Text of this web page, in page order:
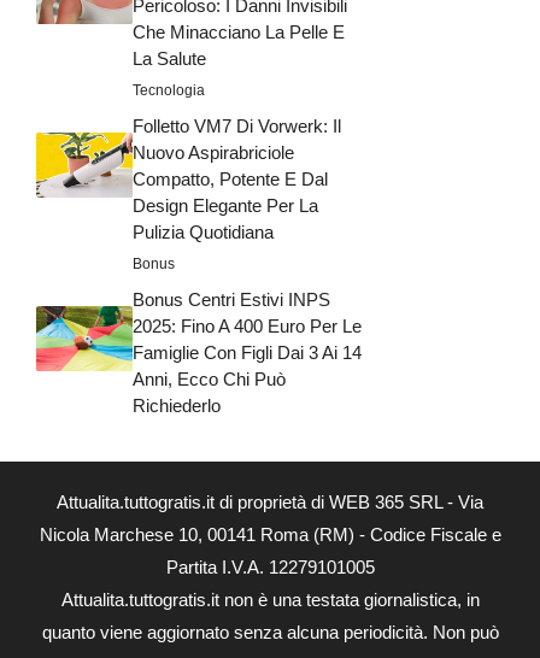
Pericoloso: I Danni Invisibili
Che Minacciano La Pelle E
La Salute
Tecnologia
Folletto VM7 Di Vorwerk: Il
Nuovo Aspirabriciole
Compatto, Potente E Dal
Design Elegante Per La
Pulizia Quotidiana
Bonus
Bonus Centri Estivi INPS
2025: Fino A 400 Euro Per Le
Famiglie Con Figli Dai 3 Ai 14
Anni, Ecco Chi Può
Richiederlo
Attualita.tuttogratis.it di proprietà di WEB 365 SRL - Via
Nicola Marchese 10, 00141 Roma (RM) - Codice Fiscale e
Partita I.V.A. 12279101005
Attualita.tuttogratis.it non è una testata giornalistica, in
quanto viene aggiornato senza alcuna periodicità. Non può